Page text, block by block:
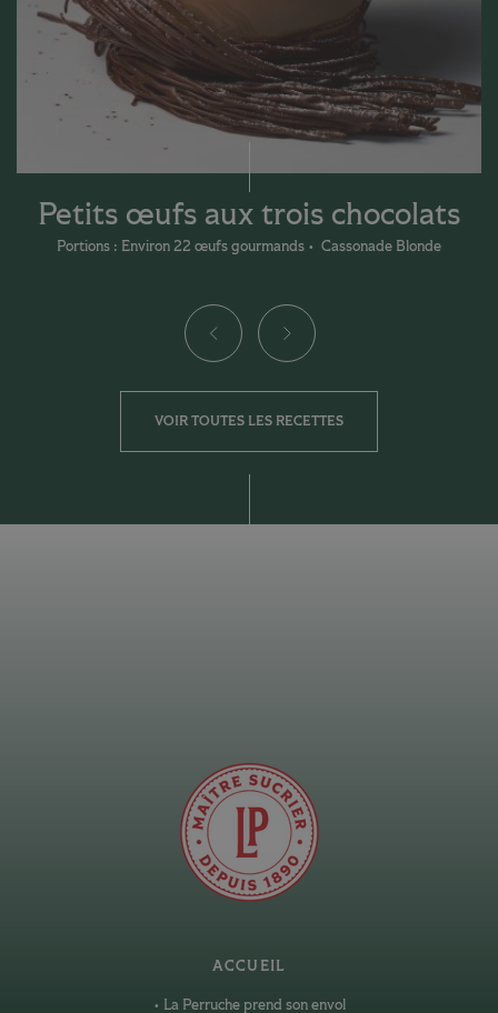
Petits œufs aux trois chocolats
Portions : Environ 22 œufs gourmands Cassonade Blonde
VOIR TOUTES LES RECETTES
ACCUEIL
La Perruche prend son envol